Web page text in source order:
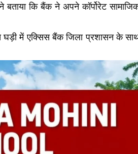
कि बैंक ने अपने कॉर्पोरेट
में एक्सिस बैंक जिला प्रशासन के